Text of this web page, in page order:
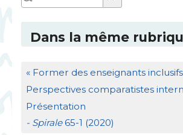
Dans la même
« Former des enseignants inclusifs
Perspectives comparatistes
Présentation
- Spirale65-1 (2020)